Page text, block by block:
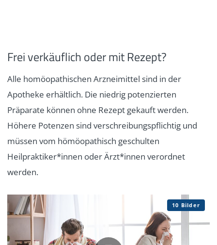
Frei verkäuflich oder mit Rezept?
Alle homöopathischen Arzneimittel sind in der
Apotheke erhältlich. Die niedrig potenzierten
Präparate können ohne Rezept gekauft werden.
Höhere Potenzen sind verschreibungspflichtig und
müssen vom hömöopathisch geschulten
Heilpraktiker*innen oder Ärzt*innen verordnet
werden.
10 Bilder